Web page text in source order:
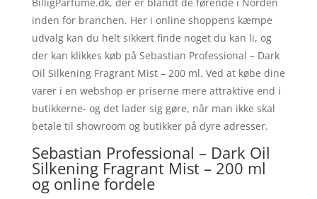
inden for branchen. Her i online shoppens kæmpe
udvalg kan du helt sikkert finde noget du kan li, og
der kan klikkes køb på Sebastian Professional – Dark
Oil Silkening Fragrant Mist – 200 ml. Ved at købe dine
varer i en webshop er priserne mere attraktive end i
butikkerne- og det lader sig gøre, når man ikke skal
betale til showroom og butikker på dyre adresser.
Sebastian Professional – Dark Oil
Silkening Fragrant Mist – 200 ml
og online fordele